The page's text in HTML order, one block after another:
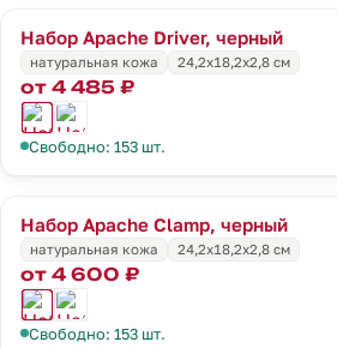
Набор Apache Driver, черный
натуральная кожа
24,2х18,2х2,8 см
от 4 485 ₽
Свободно: 153 шт.
Набор Apache Clamp, черный
натуральная кожа
24,2х18,2х2,8 см
от 4 600 ₽
Свободно: 153 шт.